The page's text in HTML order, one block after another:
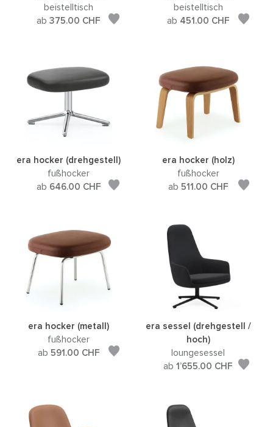
beistelltisch
ab 375.00 CHF
beistelltisch
ab 451.00 CHF
era hocker (drehgestell)
fußhocker
ab 646.00 CHF
era hocker (holz)
fußhocker
ab 511.00 CHF
era hocker (metall)
fußhocker
ab 591.00 CHF
era sessel (drehgestell /
hoch)
loungesessel
ab1’655.00 CHF